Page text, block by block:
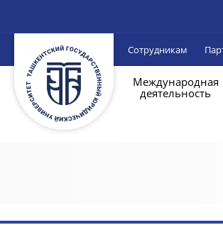
Сотрудникам
Международная
деятельность